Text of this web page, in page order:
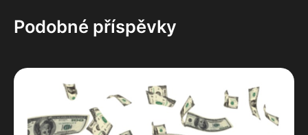
Podobné příspěvky